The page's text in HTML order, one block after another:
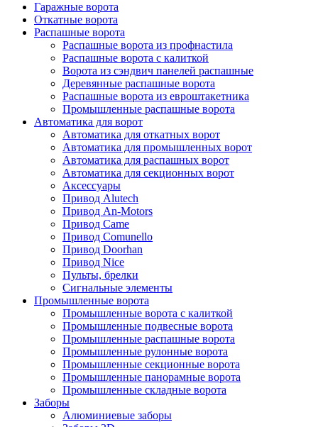
Гаражные ворота
Откатные ворота
Распашные ворота
Распашные ворота из профнастила
Распашные ворота с калиткой
Ворота из сэндвич панелей распашные
Деревянные распашные ворота
Распашные ворота из евроштакетника
Промышленные распашные ворота
Автоматика для ворот
Автоматика для откатных ворот
Автоматика для промышленных ворот
Автоматика для распашных ворот
Автоматика для секционных ворот
Аксессуары
Привод Alutech
Привод An-Motors
Привод Came
Привод Comunello
Привод Doorhan
Привод Nice
Пульты, брелки
Сигнальные элементы
Промышленные ворота
Промышленные ворота с калиткой
Промышленные подвесные ворота
Промышленные распашные ворота
Промышленные рулонные ворота
Промышленные секционные ворота
Промышленные панорамные ворота
Промышленные складные ворота
Заборы
Алюминиевые заборы